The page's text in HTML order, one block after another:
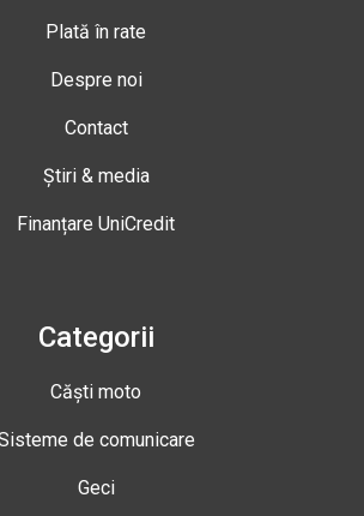
Plată în rate
Despre noi
Contact
Știri & media
Finanțare UniCredit
Categorii
Căști moto
de comunicare
Geci